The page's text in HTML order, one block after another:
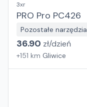
3xr
PRO Pro PC426
Pozostałe narzędzia
36.90 zł/dzień
+151 km Gliwice